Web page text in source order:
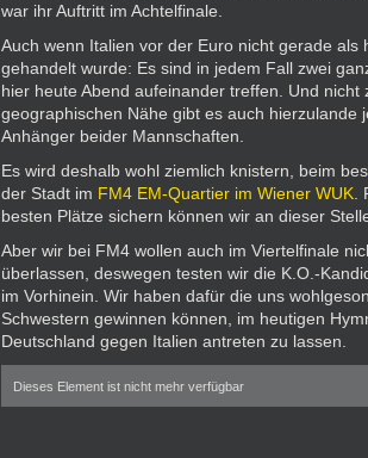
war ihr Auftritt im Achtelfinale.
Auch wenn Italien vor der Euro nicht gerade als
gehandelt wurde: Es sind in jedem Fall zwei
hier heute Abend aufeinander treffen. Und nicht
geographischen Nähe gibt es auch hierzulande
Anhänger beider Mannschaften.
Es wird deshalb wohl ziemlich knistern, beim
der Stadt im FM4 EM-Quartier im Wiener WUK
besten Plätze sichern können wir an dieser
Aber wir bei FM4 wollen auch im Viertelfinale
überlassen, deswegen testen wir die K.O.-
im Vorhinein. Wir haben dafür die uns
Schwestern gewinnen können, im heutigen
Deutschland gegen Italien antreten zu lassen.
Dieses Element ist nicht mehr verfügbar